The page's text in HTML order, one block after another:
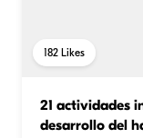
182 Likes
21 actividades
desarrollo del